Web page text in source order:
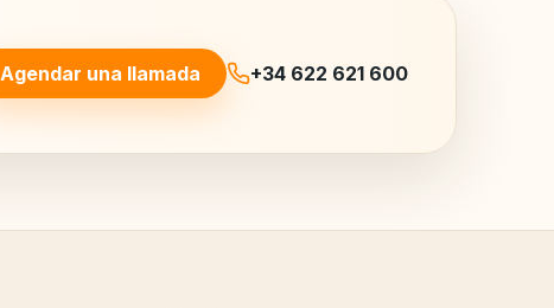
Agendar una llamada +34 622 621 600